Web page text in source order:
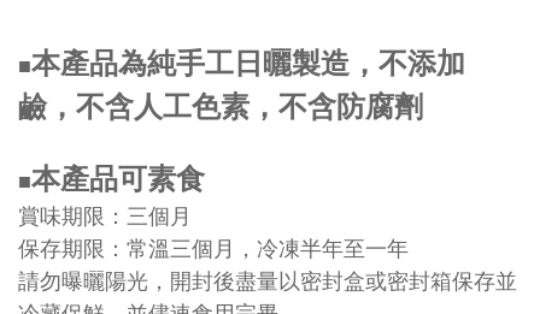
■本產品為純手工日曬製造， 不添加
鹼， 不含人工色素，不含防腐劑
■本產品可素食
賞味期限：三個月
保存期限：常溫三個月，冷凍半年至一年
請勿曝曬陽光，開封後盡量以密封盒或密封箱保存並